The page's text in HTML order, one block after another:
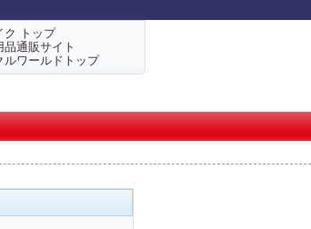
ク トップ
品通販サイト
ルワールドトップ